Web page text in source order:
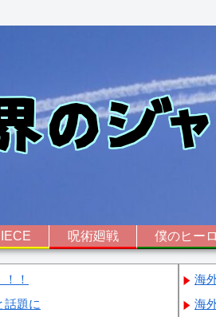
呪術廻戦 僕のヒー
！
話題に
海
海